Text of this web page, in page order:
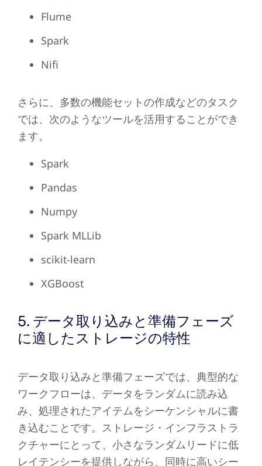
Flume
Spark
Nifi
さらに、多数の機能セットの作成などのタスク
では、次のようなツールを活用することができ
ます。
Spark
Pandas
Numpy
Spark MLLib
scikit-learn
XGBoost
5. データ取り込みと準備フェーズ
に適したストレージの特性
データ取り込みと準備フェーズでは、典型的な
ワークフローは、データをランダムに読み込
み、処理されたアイテムをシーケンシャルに書
き込むことです。ストレージ・インフラストラ
クチャーにとって、小さなランダムリードに低
レイテンシーを提供しながら、同時に高いシー